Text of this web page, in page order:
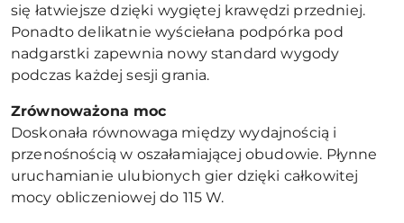
się łatwiejsze dzięki wygiętej krawędzi przedniej.
Ponadto delikatnie wyściełana podpórka pod
nadgarstki zapewnia nowy standard wygody
podczas każdej sesji grania.
Zrównoważona moc
Doskonała równowaga między wydajnością i
przenośnością w oszałamiającej obudowie. Płynne
uruchamianie ulubionych gier dzięki całkowitej
mocy obliczeniowej do 115 W.